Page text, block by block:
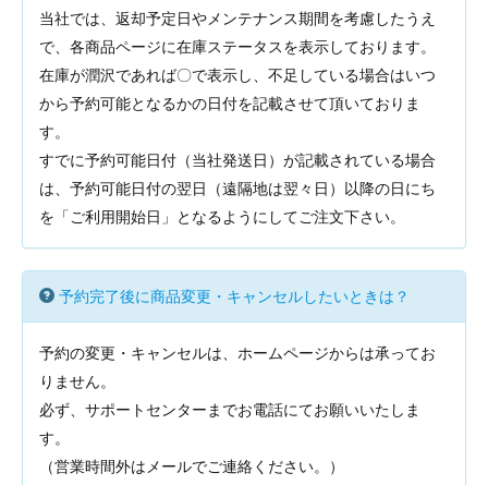
当社では、返却予定日やメンテナンス期間を考慮したうえ
で、各商品ページに在庫ステータスを表示しております。
在庫が潤沢であれば〇で表示し、不足している場合はいつ
から予約可能となるかの日付を記載させて頂いておりま
す。
すでに予約可能日付（当社発送日）が記載されている場合
は、予約可能日付の翌日（遠隔地は翌々日）以降の日にち
を「ご利用開始日」となるようにしてご注文下さい。
予約完了後に商品変更・キャンセルしたいときは？
予約の変更・キャンセルは、ホームページからは承ってお
りません。
必ず、サポートセンターまでお電話にてお願いいたしま
す。
（営業時間外はメールでご連絡ください。）